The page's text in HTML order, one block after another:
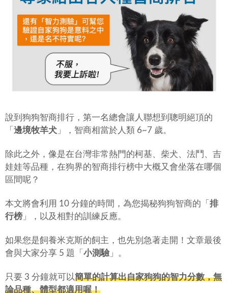
說到狗狗智商排行，第一名總會讓人聯想到聰明絕頂的
「 邊境牧羊犬 」，智商相當於人類 6~7 歲。
除此之外，像是在台灣非常熱門的柯基、柴犬、法鬥、吉
娃娃等品種，在狗界的智商排行榜中大概又會坐落在哪個
區間呢？
本文將會利用 10 分鐘的時間，為您揭秘狗狗智商的「 排
行榜 」，以及相對的訓練反應。
如果您是飼養米克斯的飼主，也先別急著走開！文章最後
會與大家分享 5 題「 小測驗」。
只要 3 分鐘就可以簡單的計算出自家狗狗的智力分數，無
論品種、體型都適用喔！